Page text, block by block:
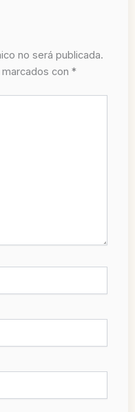
no será publicada.
con *